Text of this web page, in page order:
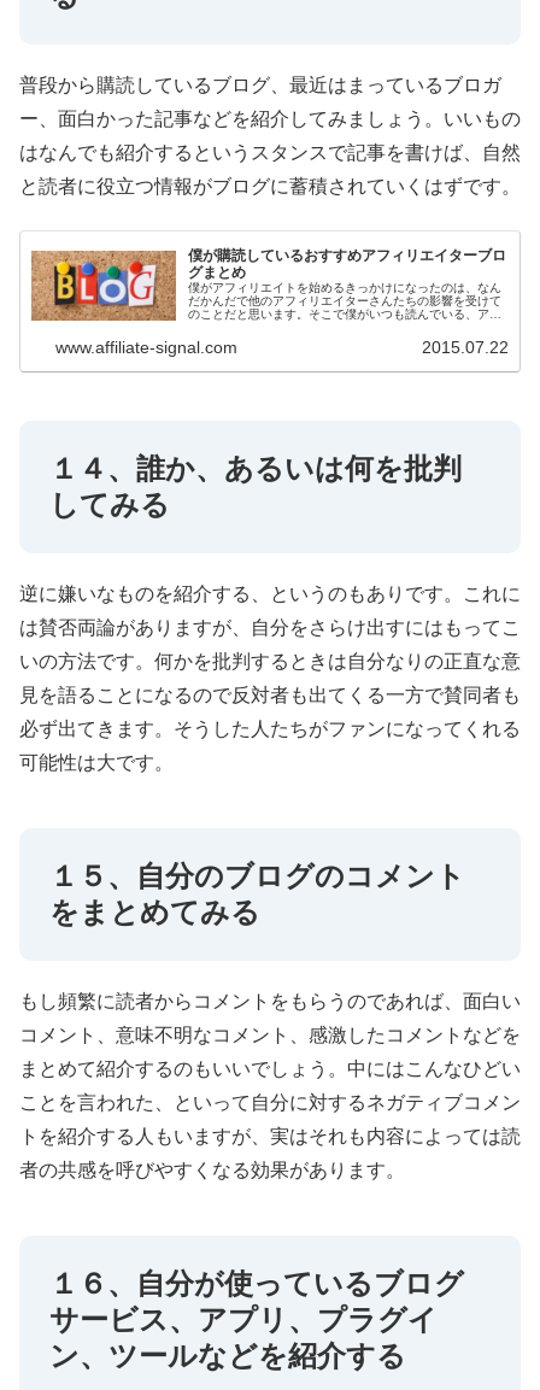
普段から購読しているブログ、最近はまっているブロガ
ー、面白かった記事などを紹介してみましょう。いいもの
はなんでも紹介するというスタンスで記事を書けば、自然
と読者に役立つ情報がブログに蓄積されていくはずです。
僕が購読しているおすすめアフィリエイターブロ
グまとめ
僕がアフィリエイトを始めるきっかけになったのは、なん
だかんだで他のアフィリエイターさんたちの影響を受けて
のことだと思います。そこで僕がいつも読んでいる、アフ
この中から見本にしたいブログや人...
www.affiliate-signal.com 2015.07.22
１４、誰か、あるいは何を批判
してみる
逆に嫌いなものを紹介する、というのもありです。これに
は賛否両論がありますが、自分をさらけ出すにはもってこ
いの方法です。何かを批判するときは自分なりの正直な意
見を語ることになるので反対者も出てくる一方で賛同者も
必ず出てきます。そうした人たちがファンになってくれる
可能性は大です。
１５、自分のブログのコメント
をまとめてみる
もし頻繁に読者からコメントをもらうのであれば、面白い
コメント、意味不明なコメント、感激したコメントなどを
まとめて紹介するのもいいでしょう。中にはこんなひどい
ことを言われた、といって自分に対するネガティブコメン
トを紹介する人もいますが、実はそれも内容によっては読
者の共感を呼びやすくなる効果があります。
１６、自分が使っているブログ
サービス、アプリ、プラグイ
ン、ツールなどを紹介する